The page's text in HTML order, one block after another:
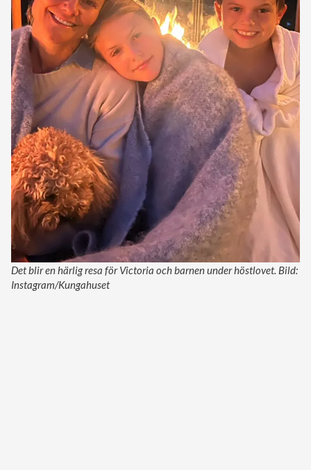
Det blir en härlig resa för Victoria och barnen under höstlovet. Bild:
Instagram/Kungahuset